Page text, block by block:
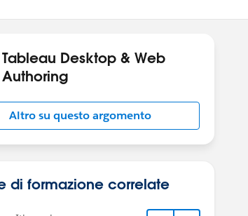
Tableau Desktop & Web
Authoring
Altro su questo argomento
di formazione correlate